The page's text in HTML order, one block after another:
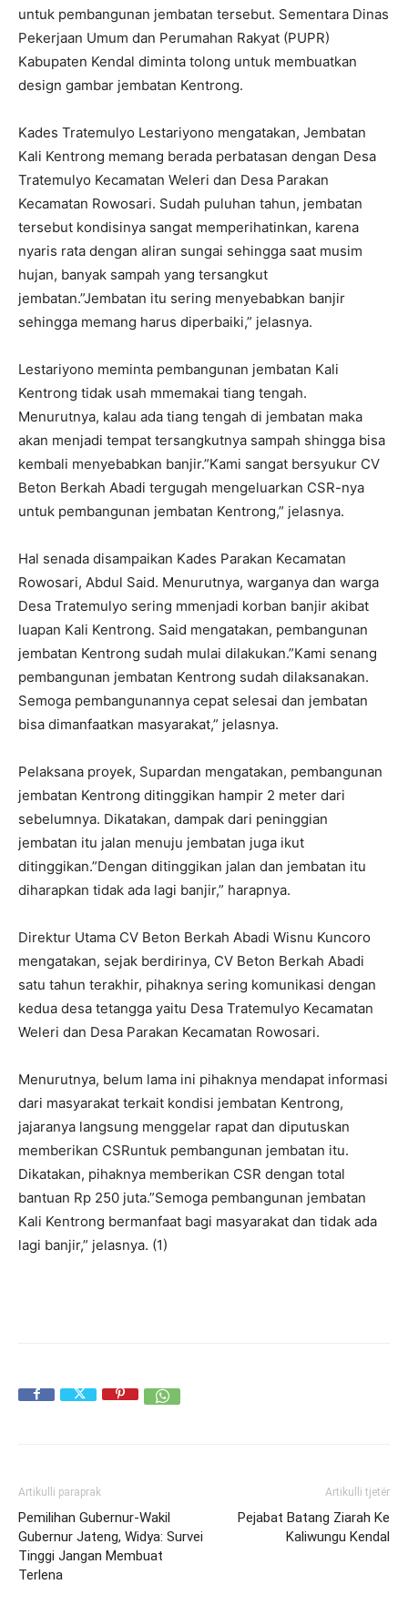
untuk pembangunan jembatan tersebut. Sementara Dinas
Pekerjaan Umum dan Perumahan Rakyat (PUPR)
Kabupaten Kendal diminta tolong untuk membuatkan
design gambar jembatan Kentrong.
Kades Tratemulyo Lestariyono mengatakan, Jembatan
Kali Kentrong memang berada perbatasan dengan Desa
Tratemulyo Kecamatan Weleri dan Desa Parakan
Kecamatan Rowosari. Sudah puluhan tahun, jembatan
tersebut kondisinya sangat memperihatinkan, karena
nyaris rata dengan aliran sungai sehingga saat musim
hujan, banyak sampah yang tersangkut
jembatan.”Jembatan itu sering menyebabkan banjir
sehingga memang harus diperbaiki,” jelasnya.
Lestariyono meminta pembangunan jembatan Kali
Kentrong tidak usah mmemakai tiang tengah.
Menurutnya, kalau ada tiang tengah di jembatan maka
akan menjadi tempat tersangkutnya sampah shingga bisa
kembali menyebabkan banjir.”Kami sangat bersyukur CV
Beton Berkah Abadi tergugah mengeluarkan CSR-nya
untuk pembangunan jembatan Kentrong,” jelasnya.
Hal senada disampaikan Kades Parakan Kecamatan
Rowosari, Abdul Said. Menurutnya, warganya dan warga
Desa Tratemulyo sering mmenjadi korban banjir akibat
luapan Kali Kentrong. Said mengatakan, pembangunan
jembatan Kentrong sudah mulai dilakukan.”Kami senang
pembangunan jembatan Kentrong sudah dilaksanakan.
Semoga pembangunannya cepat selesai dan jembatan
bisa dimanfaatkan masyarakat,” jelasnya.
Pelaksana proyek, Supardan mengatakan, pembangunan
jembatan Kentrong ditinggikan hampir 2 meter dari
sebelumnya. Dikatakan, dampak dari peninggian
jembatan itu jalan menuju jembatan juga ikut
ditinggikan.”Dengan ditinggikan jalan dan jembatan itu
diharapkan tidak ada lagi banjir,” harapnya.
Direktur Utama CV Beton Berkah Abadi Wisnu Kuncoro
mengatakan, sejak berdirinya, CV Beton Berkah Abadi
satu tahun terakhir, pihaknya sering komunikasi dengan
kedua desa tetangga yaitu Desa Tratemulyo Kecamatan
Weleri dan Desa Parakan Kecamatan Rowosari.
Menurutnya, belum lama ini pihaknya mendapat informasi
dari masyarakat terkait kondisi jembatan Kentrong,
jajaranya langsung menggelar rapat dan diputuskan
memberikan CSRuntuk pembangunan jembatan itu.
Dikatakan, pihaknya memberikan CSR dengan total
bantuan Rp 250 juta.”Semoga pembangunan jembatan
Kali Kentrong bermanfaat bagi masyarakat dan tidak ada
lagi banjir,” jelasnya. (1)
Artikulli paraprak
Pemilihan Gubernur-Wakil
Gubernur Jateng, Widya: Survei
Tinggi Jangan Membuat
Terlena
Artikulli tjetër
Pejabat Batang Ziarah Ke
Kaliwungu Kendal